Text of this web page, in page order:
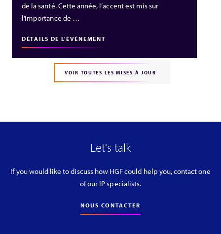
de la santé. Cette année, l’accent est mis sur
l’importance de …
DÉTAILS DE L'ÉVÉNEMENT
VOIR TOUTES LES MISES À JOUR
Let's talk
If you would like to discuss how HGF could help you, contact one
of our IP specialists.
NOUS CONTACTER